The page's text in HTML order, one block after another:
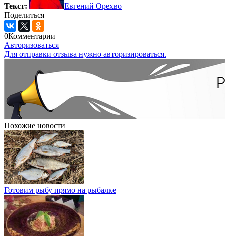
Текст:
Евгений Орехво
Поделиться
0Комментарии
Авторизоваться
Для отправки отзыва нужно авторизироваться.
Похожие новости
Готовим рыбу прямо на рыбалке